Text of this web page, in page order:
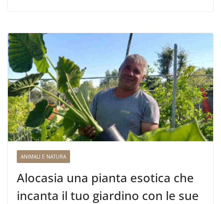
ANIMALI E NATURA
Alocasia una pianta esotica che
incanta il tuo giardino con le sue